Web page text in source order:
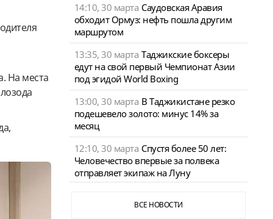
На места
14:10, 30 марта Саудовская Аравия
обходит Ормуз: нефть пошла другим
маршрутом
13:35, 30 марта Таджикские боксеры
едут на свой первый Чемпионат Азии
под эгидой World Boxing
13:00, 30 марта В Таджикистане резко
подешевело золото: минус 14% за
месяц
12:10, 30 марта Спустя более 50 лет:
Человечество впервые за полвека
отправляет экипаж на Луну
ВСЕ НОВОСТИ